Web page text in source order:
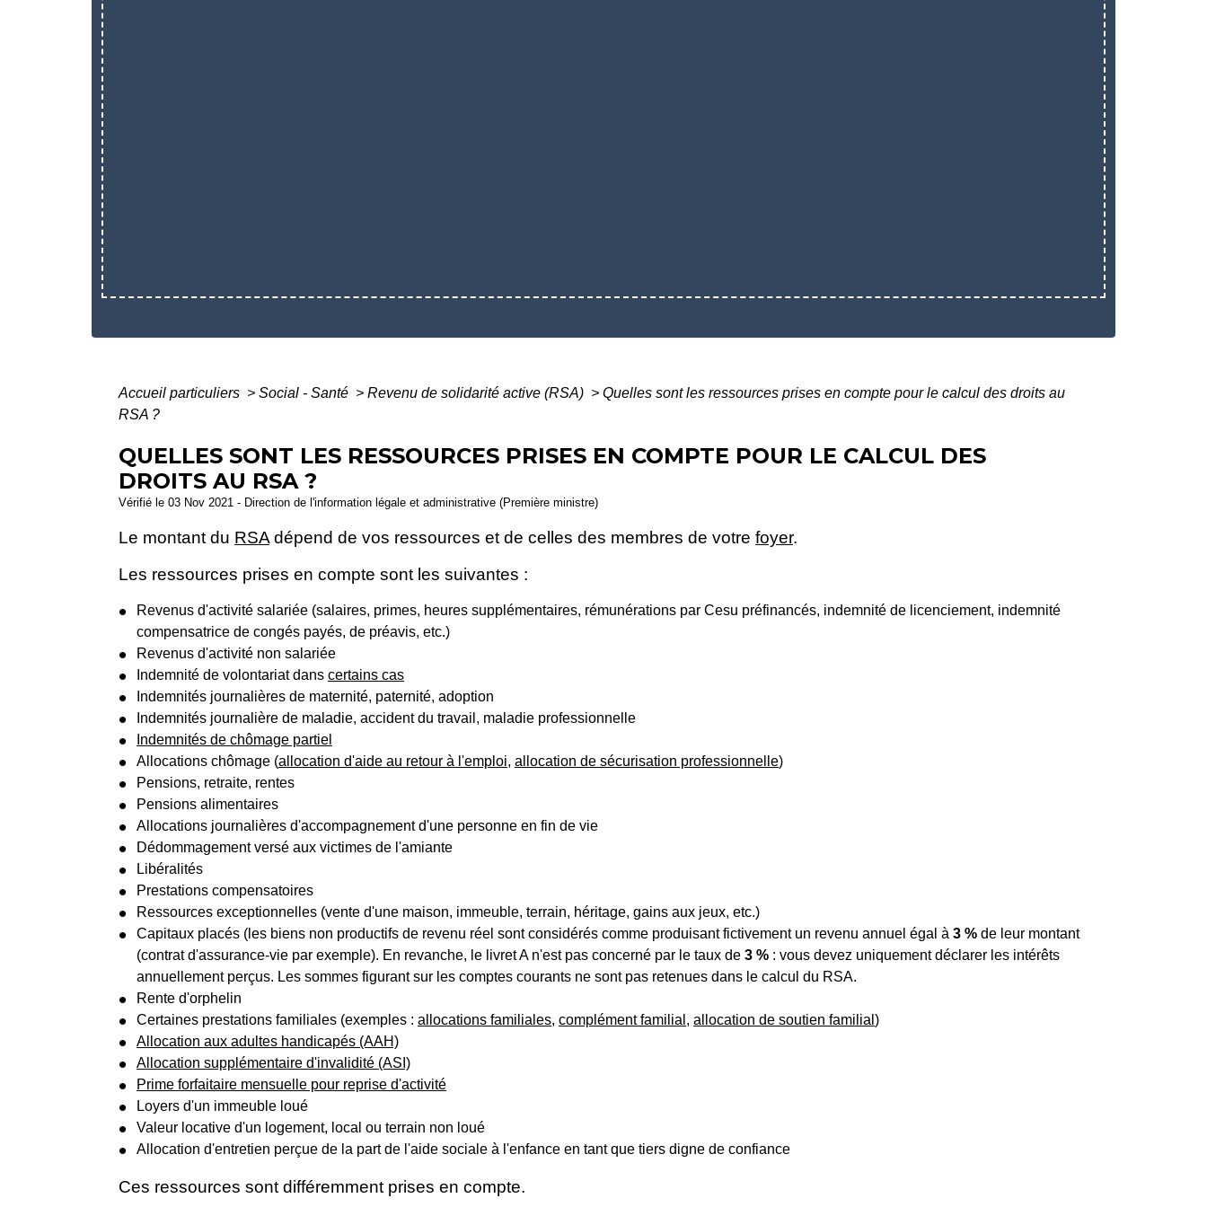
Accueil particuliers > Social - Santé > Revenu de solidarité active (RSA) > Quelles sont les ressources prises en compte pour le calcul des droits au
RSA ?
QUELLES SONT LES RESSOURCES PRISES EN COMPTE POUR LE CALCUL DES
DROITS AU RSA ?
Vérifié le 03 Nov 2021 - Direction de l'information légale et administrative (Première ministre)
Le montant du RSA dépend de vos ressources et de celles des membres de votre foyer.
Les ressources prises en compte sont les suivantes :
Revenus d'activité salariée (salaires, primes, heures supplémentaires, rémunérations par Cesu préfinancés, indemnité de licenciement, indemnité
compensatrice de congés payés, de préavis, etc.)
Revenus d'activité non salariée
Indemnité de volontariat dans certains cas
Indemnités journalières de maternité, paternité, adoption
Indemnités journalière de maladie, accident du travail, maladie professionnelle
Indemnités de chômage partiel
Allocations chômage (allocation d'aide au retour à l'emploi, allocation de sécurisation professionnelle)
Pensions, retraite, rentes
Pensions alimentaires
Allocations journalières d'accompagnement d'une personne en fin de vie
Dédommagement versé aux victimes de l'amiante
Libéralités
Prestations compensatoires
Ressources exceptionnelles (vente d'une maison, immeuble, terrain, héritage, gains aux jeux, etc.)
Capitaux placés (les biens non productifs de revenu réel sont considérés comme produisant fictivement un revenu annuel égal à 3 % de leur montant
(contrat d'assurance-vie par exemple). En revanche, le livret A n'est pas concerné par le taux de 3 % : vous devez uniquement déclarer les intérêts
annuellement perçus. Les sommes figurant sur les comptes courants ne sont pas retenues dans le calcul du RSA.
Rente d'orphelin
Certaines prestations familiales (exemples : allocations familiales, complément familial , allocation de soutien familial )
Allocation aux adultes handicapés (AAH)
Allocation supplémentaire d'invalidité (ASI)
Prime forfaitaire mensuelle pour reprise d'activité
Loyers d'un immeuble loué
Valeur locative d'un logement, local ou terrain non loué
Allocation d'entretien perçue de la part de l'aide sociale à l'enfance en tant que tiers digne de confiance
Ces ressources sont différemment prises en compte.